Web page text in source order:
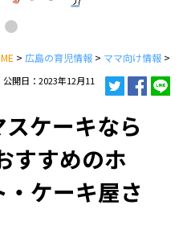
> 広島の育児情報> ママ向け情報>
公開日：2023年12月11
ケーキなら
すすめのホ
ケーキ屋さ